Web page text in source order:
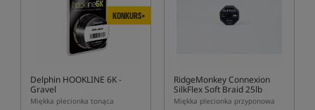
KONKURS+
Delphin HOOKLINE 6K -
Gravel
Miękka plecionka tonąca
RidgeMonkey Connexion
SilkFlex Soft Braid 25lb
Miękka plecionka przyponowa